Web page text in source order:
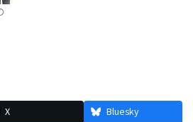
X
Bluesky